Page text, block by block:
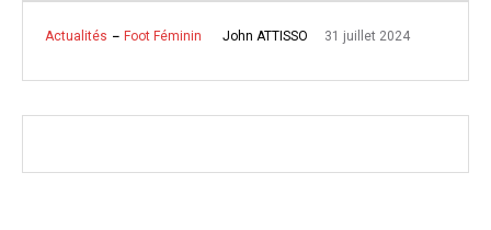
Actualités Foot Féminin John ATTISSO 31 juillet 2024